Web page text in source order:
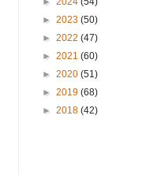
► 2023 (50)
► 2022 (47)
► 2021 (60)
► 2020 (51)
► 2019 (68)
► 2018 (42)